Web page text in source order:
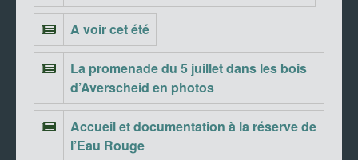
A voir cet été
La promenade du 5 juillet dans les bois
d’Averscheid en photos
Accueil et documentation à la réserve de
l’Eau Rouge